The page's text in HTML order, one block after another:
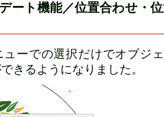
ート機能／位置合わせ・
ューでの選択だけでオブジ
きるようになりました。